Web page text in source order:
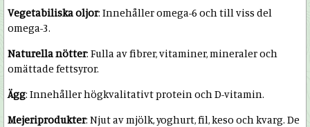
Vegetabiliska oljor: Innehåller omega-6 och till viss del
omega-3.
Naturella nötter: Fulla av fibrer, vitaminer, mineraler och
omättade fettsyror.
Ägg: Innehåller högkvalitativt protein och D-vitamin.
Mejeriprodukter: Njut av mjölk, yoghurt, fil, keso och kvarg. De